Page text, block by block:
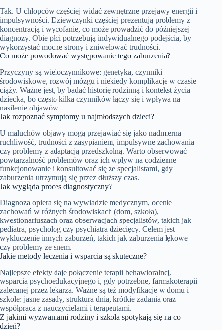
Tak. U chłopców częściej widać zewnętrzne przejawy energii i
impulsywności. Dziewczynki częściej prezentują problemy z
koncentracją i wycofanie, co może prowadzić do późniejszej
diagnozy. Obie płci potrzebują indywidualnego podejścia, by
wykorzystać mocne strony i zniwelować trudności.
Co może powodować występowanie tego zaburzenia?
Przyczyny są wieloczynnikowe: genetyka, czynniki
środowiskowe, rozwój mózgu i niekiedy komplikacje w czasie
ciąży. Ważne jest, by badać historię rodzinną i kontekst życia
dziecka, bo często kilka czynników łączy się i wpływa na
nasilenie objawów.
Jak rozpoznać symptomy u najmłodszych dzieci?
U maluchów objawy mogą przejawiać się jako nadmierna
ruchliwość, trudności z zasypianiem, impulsywne zachowania
czy problemy z adaptacją przedszkolną. Warto obserwować
powtarzalność problemów oraz ich wpływ na codzienne
funkcjonowanie i konsultować się ze specjalistami, gdy
zaburzenia utrzymują się przez dłuższy czas.
Jak wygląda proces diagnostyczny?
Diagnoza opiera się na wywiadzie medycznym, ocenie
zachowań w różnych środowiskach (dom, szkoła),
kwestionariuszach oraz obserwacjach specjalistów, takich jak
pediatra, psycholog czy psychiatra dziecięcy. Celem jest
wykluczenie innych zaburzeń, takich jak zaburzenia lękowe
czy problemy ze snem.
Jakie metody leczenia i wsparcia są skuteczne?
Najlepsze efekty daje połączenie terapii behawioralnej,
wsparcia psychoedukacyjnego i, gdy potrzebne, farmakoterapii
zalecanej przez lekarza. Ważne są też modyfikacje w domu i
szkole: jasne zasady, struktura dnia, krótkie zadania oraz
współpraca z nauczycielami i terapeutami.
Z jakimi wyzwaniami rodziny i szkoła spotykają się na co
dzień?